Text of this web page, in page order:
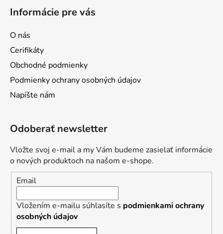
Informácie pre vás
O nás
Cerifikáty
Obchodné podmienky
Podmienky ochrany osobných údajov
Napíšte nám
Odoberať newsletter
Vložte svoj e-mail a my Vám budeme zasielať informácie
o nových produktoch na našom e-shope.
Email
Vložením e-mailu súhlasíte s podmienkami ochrany
osobných údajov